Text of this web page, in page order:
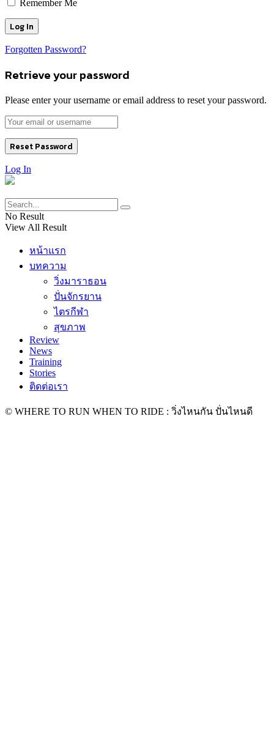
Remember Me
Forgotten Password?
Retrieve your password
Please enter your username or email address to reset your password.
Log In
No Result
View All Result
หน้าแรก
บทความ
วิ่งมาราธอน
ปั่นจักรยาน
ไตรกีฬา
สุขภาพ
Review
News
Training
Stories
ติดต่อเรา
© WHERE TO RUN WHEN TO RIDE : วิ่งไหนกัน ปั่นไหนดี